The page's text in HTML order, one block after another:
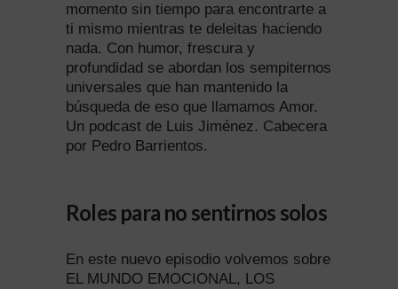
momento sin tiempo para encontrarte a
ti mismo mientras te deleitas haciendo
nada. Con humor, frescura y
profundidad se abordan los sempiternos
universales que han mantenido la
búsqueda de eso que llamamos Amor.
Un podcast de Luis Jiménez. Cabecera
por Pedro Barrientos.
Roles para no sentirnos solos
En este nuevo episodio volvemos sobre
EL MUNDO EMOCIONAL, LOS